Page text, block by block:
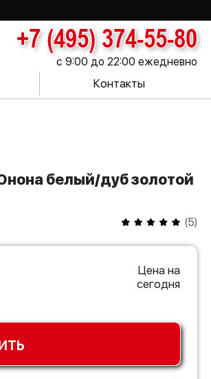
+7 (495) 374-55-80
с 9:00 до 22:00 ежедневно
Контакты
(5)
Цена на
сегодня